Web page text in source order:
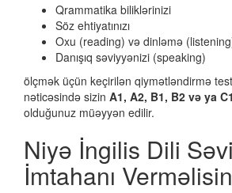
Qrammatika biliklərinizi
Söz ehtiyatınızı
Oxu (reading) və dinləmə (listening)
Danışıq səviyyənizi (speaking)
ölçmək üçün keçirilən qiymətləndirmə
nəticəsində sizin A1, A2, B1, B2 və ya C1
olduğunuz müəyyən edilir.
Niyə İngilis Dili
İmtahanı